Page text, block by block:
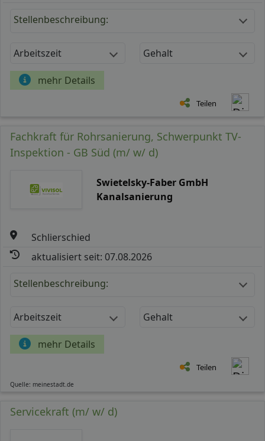
Stellenbeschreibung:
Arbeitszeit Gehalt
mehr Details
Teilen
Fachkraft für Rohrsanierung, Schwerpunkt TV-
Inspektion - GB Süd (m/ w/ d)
Swietelsky-Faber GmbH
Kanalsanierung
Schlierschied
aktualisiert seit: 07.08.2026
Stellenbeschreibung:
Arbeitszeit Gehalt
mehr Details
Teilen
Quelle: meinestadt.de
Servicekraft (m/ w/ d)